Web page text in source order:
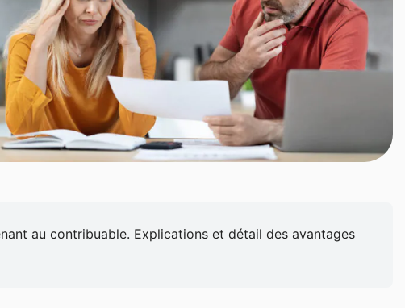
au contribuable. Explications et détail des avantages